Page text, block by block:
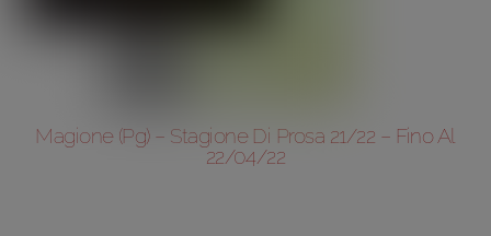
Magione (Pg) – Stagione Di Prosa 21/22 – Fino Al
22/04/22